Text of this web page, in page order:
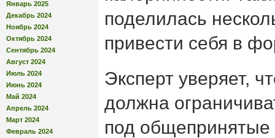
Январь 2025
Декабрь 2024
Ноябрь 2024
Октябрь 2024
Сентябрь 2024
Август 2024
Июль 2024
Июнь 2024
Май 2024
Апрель 2024
Март 2024
Февраль 2024
поделилась
привести себя в
Эксперт уверяет,
должна
под общепринятые